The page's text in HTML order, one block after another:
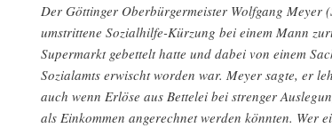
Der Göttinger Oberbürgermeister Wolfgang Meyer
umstrittene Sozialhilfe-Kürzung bei einem Mann
Supermarkt gebettelt hatte und dabei von einem
Sozialamts erwischt worden war. Meyer sagte, er
auch wenn Erlöse aus Bettelei bei strenger
als Einkommen angerechnet werden könnten. Wer